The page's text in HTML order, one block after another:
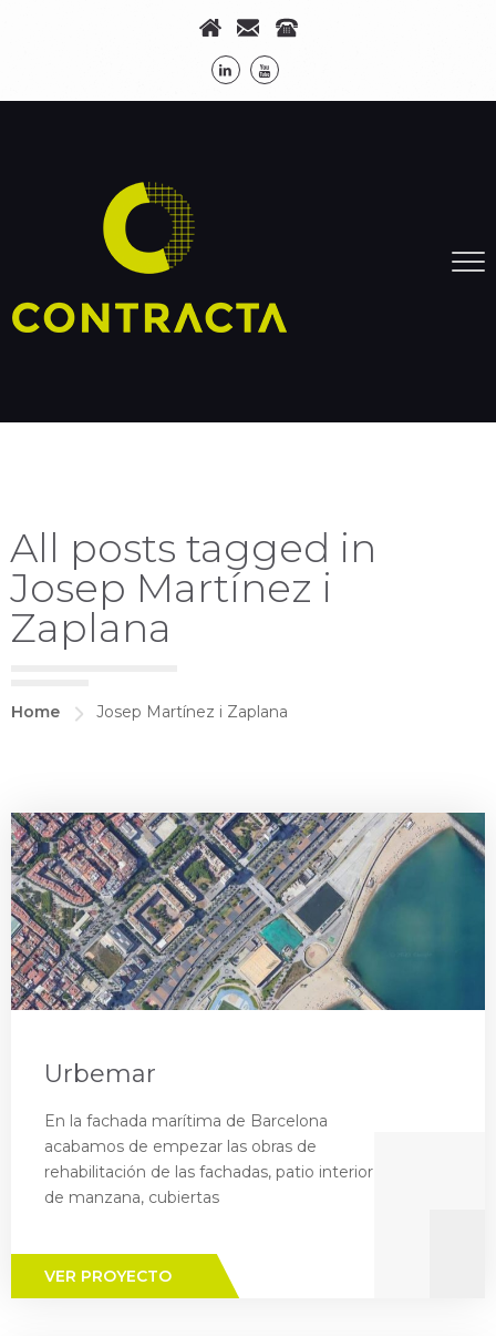
All posts tagged in
Josep Martínez i
Zaplana
Home Josep Martínez i Zaplana
Urbemar
En la fachada marítima de Barcelona
acabamos de empezar las obras de
rehabilitación de las fachadas, patio interior
de manzana, cubiertas
VER PROYECTO